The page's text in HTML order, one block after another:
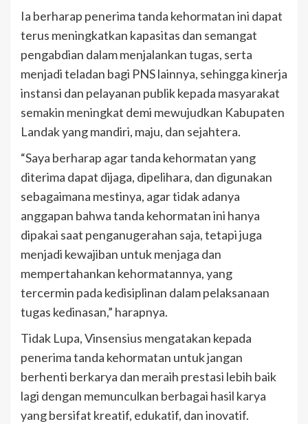
Ia berharap penerima tanda kehormatan ini dapat
terus meningkatkan kapasitas dan semangat
pengabdian dalam menjalankan tugas, serta
menjadi teladan bagi PNS lainnya, sehingga kinerja
instansi dan pelayanan publik kepada masyarakat
semakin meningkat demi mewujudkan Kabupaten
Landak yang mandiri, maju, dan sejahtera.
“Saya berharap agar tanda kehormatan yang
diterima dapat dijaga, dipelihara, dan digunakan
sebagaimana mestinya, agar tidak adanya
anggapan bahwa tanda kehormatan ini hanya
dipakai saat penganugerahan saja, tetapi juga
menjadi kewajiban untuk menjaga dan
mempertahankan kehormatannya, yang
tercermin pada kedisiplinan dalam pelaksanaan
tugas kedinasan,” harapnya.
Tidak Lupa, Vinsensius mengatakan kepada
penerima tanda kehormatan untuk jangan
berhenti berkarya dan meraih prestasi lebih baik
lagi dengan memunculkan berbagai hasil karya
yang bersifat kreatif, edukatif, dan inovatif.